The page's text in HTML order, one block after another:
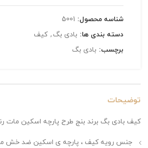
شناسه محصول: 5001
دسته بندی ها: بادی بگ , کیف
برچسب: بادی بگ
توضیحات
کیف بادی بگ برند بنج طرح پارچه اسکین
جنس رویه کیف ، پارچه ی اسکین ضد خش می